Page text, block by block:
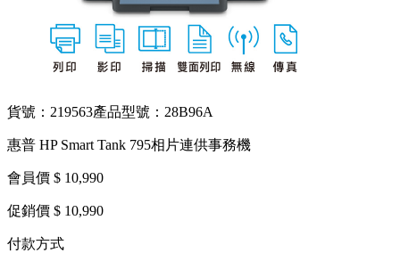
貨號：219563產品型號：28B96A
惠普 HP Smart Tank 795相片連供事務機
會員價 $ 10,990
促銷價 $ 10,990
付款方式